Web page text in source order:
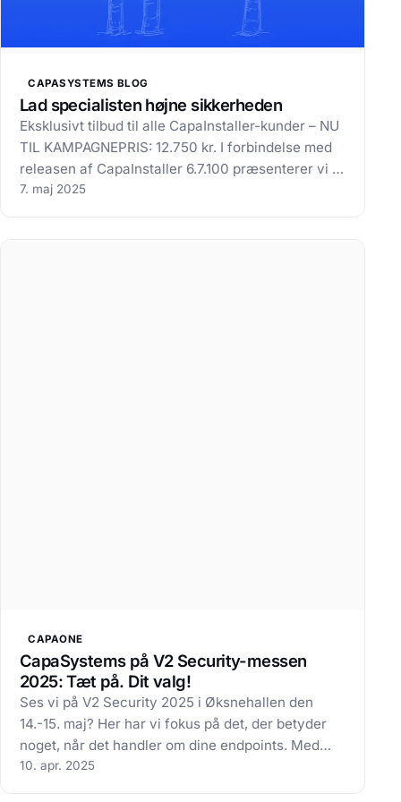
CAPASYSTEMS BLOG
Lad specialisten højne sikkerheden
Eksklusivt tilbud til alle CapaInstaller-kunder – NU
TIL KAMPAGNEPRIS: 12.750 kr. I forbindelse med
releasen af CapaInstaller 6.7.100 præsenterer vi et
eksklusivt tilbud til vores CapaInstaller-brugere,
7. maj 2025
CAPAONE
CapaSystems på V2 Security-messen
2025: Tæt på. Dit valg!
Ses vi på V2 Security 2025 i Øksnehallen den
14.-15. maj? Her har vi fokus på det, der betyder
noget, når det handler om dine endpoints. Med
ansvar for virksomhedens it-sikkerhed og
10. apr. 2025